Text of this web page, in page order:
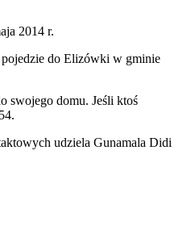
2014 r.
pojedzie do Elizówki w gminie
swojego domu. Jeśli ktoś
udziela Gunamala Didi